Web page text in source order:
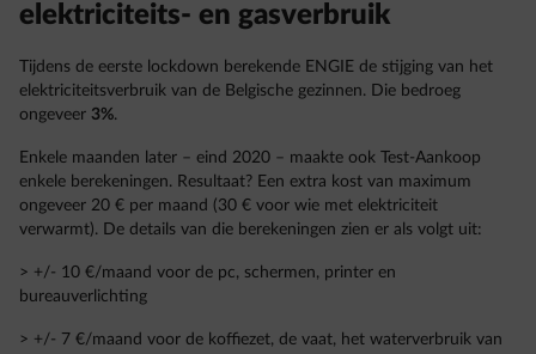
elektriciteits- en gasverbruik
Tijdens de eerste lockdown berekende ENGIE de stijging van het
elektriciteitsverbruik van de Belgische gezinnen. Die bedroeg
ongeveer 3%.
Enkele maanden later – eind 2020 – maakte ook Test-Aankoop
enkele berekeningen. Resultaat? Een extra kost van maximum
ongeveer 20 € per maand (30 € voor wie met elektriciteit
verwarmt). De details van die berekeningen zien er als volgt uit:
> +/- 10 €/maand voor de pc, schermen, printer en
bureauverlichting
> +/- 7 €/maand voor de koffiezet, de vaat, het waterverbruik van